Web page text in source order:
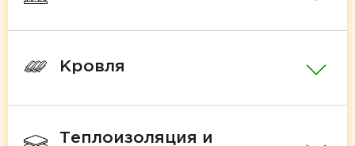
Кровля
Теплоизоляция и